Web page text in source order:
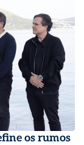
os rumos